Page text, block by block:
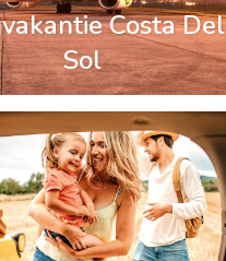
Costa Del
Sol